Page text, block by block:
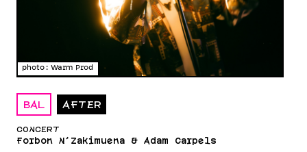
photo : Warm Prod
BAL AFTER
CONCERT
Forbon N'Zakimuena & Adam Carpels